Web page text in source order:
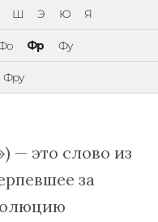
Ш Э Ю Я
Фр Фу
Фру
— это слово из
за